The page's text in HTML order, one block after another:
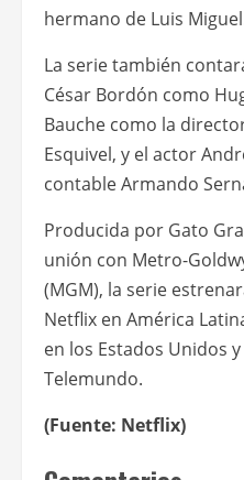
hermano de Luis
La serie también
César Bordón como
Bauche como la
Esquivel, y el actor
contable Armando
Producida por Gato
unión con Metro-
(MGM), la serie
Netflix en América
en los Estados Unidos
Telemundo.
(Fuente: Netflix)